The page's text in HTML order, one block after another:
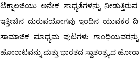
ಟೆಕ್ನಾಲಜಿಯು ಅನೇಕ ಸಾಧ್ಯತೆಗಳನ್ನು
ಇತ್ತೀಚಿನ ದುರುಪಯೋಗವು ಇಂದಿನ ಯುವಕರ
ಸಾಮಾಜಿಕ ಮಾಧ್ಯಮ ಪುಟಗಳು
ಹೋರಾಟವನ್ನು ಮತ್ತು ಭಾರತದ ಸ್ವಾತಂತ್ರ್ಯದ